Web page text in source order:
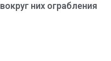
вокруг них ограбления